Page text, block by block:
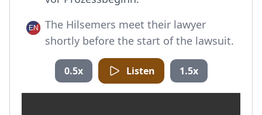
The Hilsemers meet their lawyer
shortly before the start of the lawsuit.
0.5x Listen 1.5x